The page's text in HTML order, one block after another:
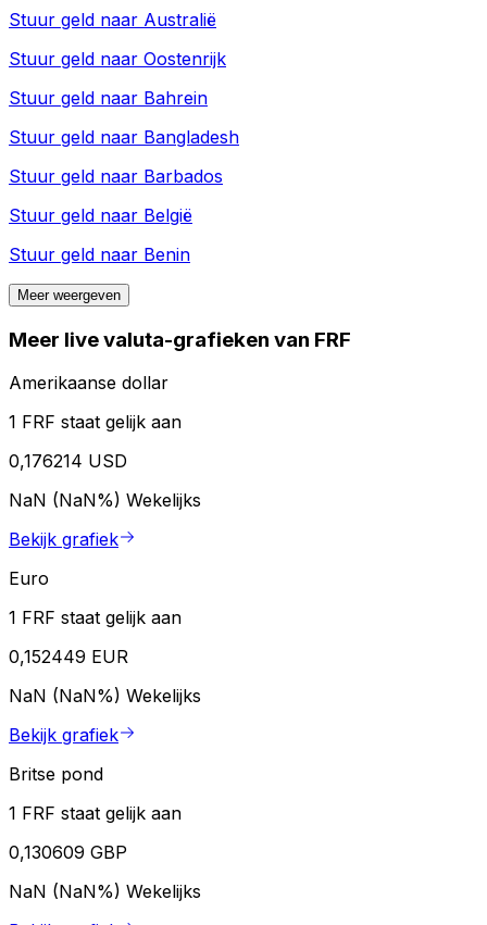
Stuur geld naar Australië
Stuur geld naar Oostenrijk
Stuur geld naar Bahrein
Stuur geld naar Bangladesh
Stuur geld naar Barbados
Stuur geld naar België
Stuur geld naar Benin
Meer weergeven
Meer live valuta-grafieken van FRF
Amerikaanse dollar
1 FRF staat gelijk aan
0,176214 USD
NaN (NaN%) Wekelijks
Bekijk grafiek
Euro
1 FRF staat gelijk aan
0,152449 EUR
NaN (NaN%) Wekelijks
Bekijk grafiek
Britse pond
1 FRF staat gelijk aan
0,130609 GBP
NaN (NaN%) Wekelijks